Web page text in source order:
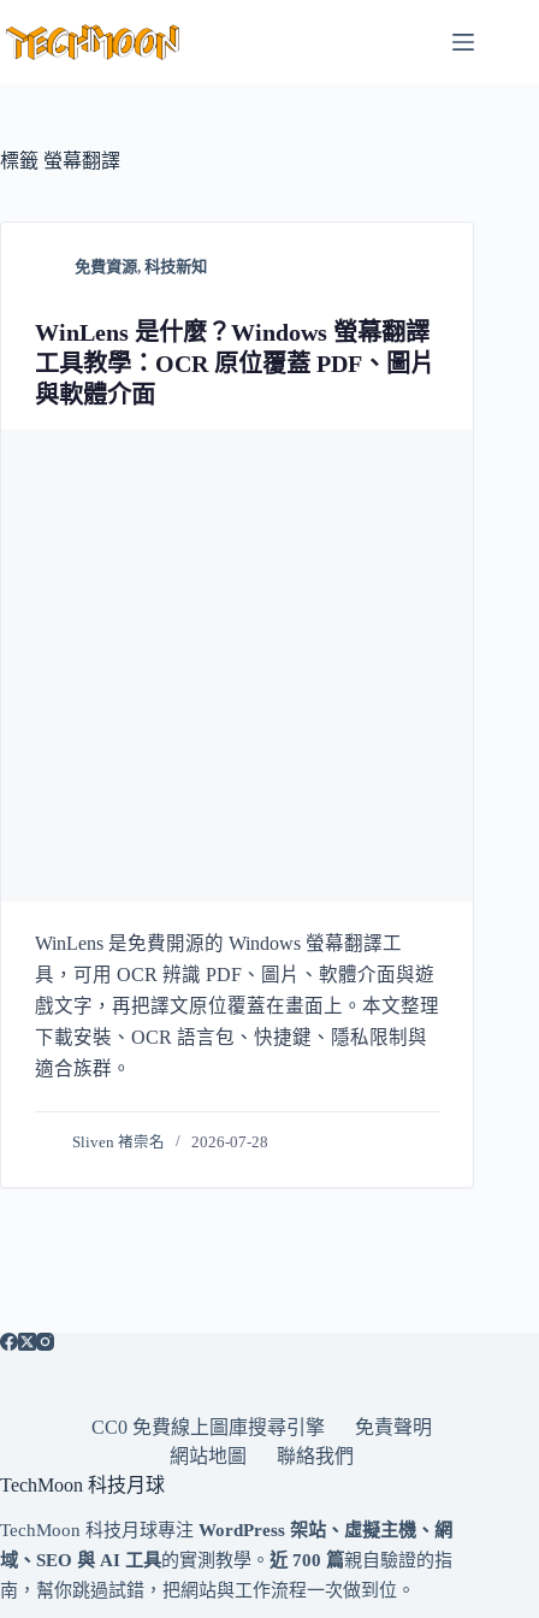
至
容
標籤 螢幕翻譯
免費資源, 科技新知
WinLens 是什麼？Windows 螢幕翻譯
工具教學：OCR 原位覆蓋 PDF、圖片
與軟體介面
WinLens 是免費開源的 Windows 螢幕翻譯工
具，可用 OCR 辨識 PDF、圖片、軟體介面與遊
戲文字，再把譯文原位覆蓋在畫面上。本文整理
下載安裝、OCR 語言包、快捷鍵、隱私限制與
適合族群。
Sliven 褚崇名 2026-07-28
CC0 免費線上圖庫搜尋引擎
免責聲明
網站地圖
聯絡我們
TechMoon 科技月球
TechMoon 科技月球專注 WordPress 架站、虛擬主機、網
域、SEO 與 AI 工具的實測教學。 近 700 篇親自驗證的指
南，幫你跳過試錯，把網站與工作流程一次做到位。